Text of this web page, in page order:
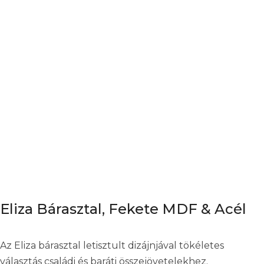
Eliza Bárasztal, Fekete MDF & Acél
Az Eliza bárasztal letisztult dizájnjával tökéletes
választás családi és baráti összejövetelekhez.